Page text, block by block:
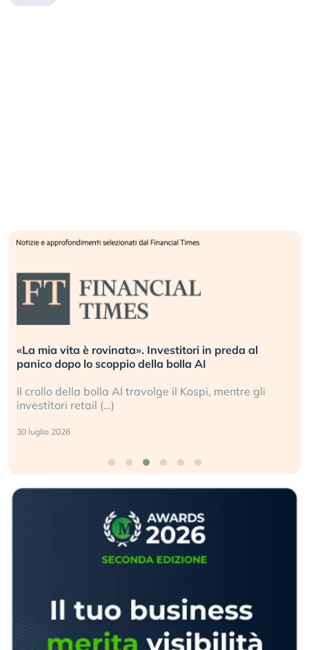
«La mia vita è rovinata». Investitori in preda al
panico dopo lo scoppio della bolla AI
Il crollo della bolla AI travolge il Kospi, mentre gli
investitori retail (…)
30 luglio 2026